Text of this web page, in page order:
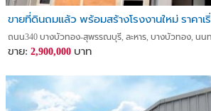
ขายที่ดินถมแล้ว พร้อมสร้างโรงงานใหม่ ราคาเ
ถนน340 บางบัวทอง-สุพรรณบุรี, ละหาร, บางบัวทอง, นน
ขาย: 2,900,000 บาท